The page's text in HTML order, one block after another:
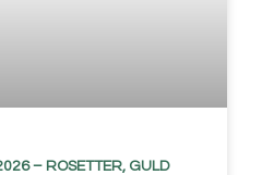
– ROSETTER, GULD